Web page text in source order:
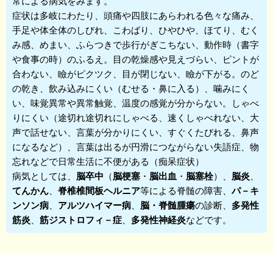
症状は多岐にわたり、頭痛や四肢にあらわれる色々な痛み、
手足や体全体のしびれ、こわばり、ひやひや、ほてり、むく
み感、めまい、ふらつきで歩行がぎこちない、動作時（書字
や食事の時）のふるえ。目の乾燥感や見えづらい、ピントが
合わない、瞼がピクツク、目が閉じない、瞼が下がる。のど
の乾き、飲み込みにくい（むせる・鼻に入る）、噛みにく
い、味覚異常や異常触覚、温度の感覚が分からない。しゃべ
りにくい（途切れ途切れにしゃべる、速くしゃべれない、大
声で話せない、言葉が分かりにくい、すぐくたびれる、鼻声
になるなど）、言葉は出るが円滑につながらない失語症、物
忘れなどで日常生活に不便がある（痴呆症状）
病気としては、 脳卒中 （脳梗塞 ・ 脳出血 ・ 脳塞栓）、 脳炎
てんかん 、脊椎椎間板ヘルニア等による脊髄の障害、パ－キ
ンソン病
アルツハイマー病 脳・脊髄腫瘍の診断、 多発性
筋炎
筋ジストロフィ－症 多発性神経炎などです。